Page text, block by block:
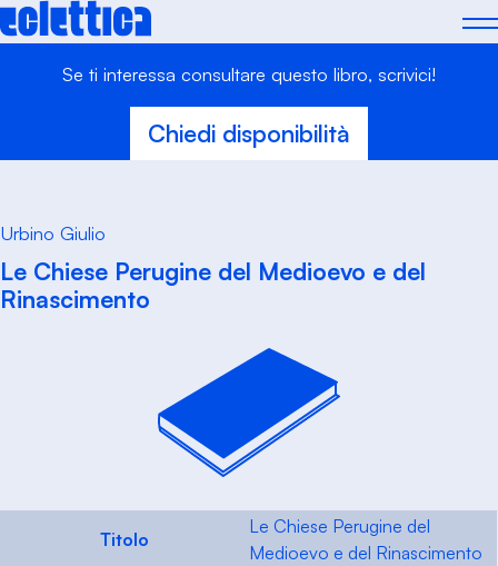
Skip
to
Se ti interessa consultare questo libro, scrivici!
Chiedi disponibilità
Urbino Giulio
Le Chiese Perugine del Medioevo e del
Rinascimento
Titolo
Le Chiese Perugine del
Medioevo e del Rinascimento